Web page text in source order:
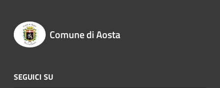
Comune di Aosta
SEGUICI SU